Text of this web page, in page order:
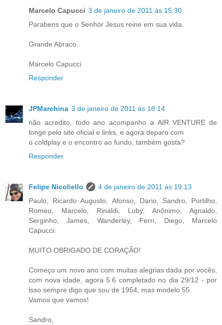
Marcelo Capucci 3 de janeiro de 2011 às 15:30
Parabens que o Senhor Jesus reine em sua vida.
Grande Abraco.
Marcelo Capucci
Responder
JPMarchina 3 de janeiro de 2011 às 18:14
não acredito, todo ano acompanho a AIR VENTURE de
longe pelo site oficial e links, e agora deparo com
o coldplay e o encontro ao fundo, também gosta?
Responder
Felipe Nicoliello
4 de janeiro de 2011 às 19:13
Paulo, Ricardo Augusto, Afonso, Dario, Sandro, Portilho,
Romeu, Marcelo, Rinaldi, Luby, Anônimo, Agnaldo,
Serginho, James, Wanderley, Ferri, Diego, Marcelo
Capucci:
MUITO OBRIGADO DE CORAÇÃO!
Começo um novo ano com muitas alegrias dada por vocês,
com nova idade, agora 5.6 completado no dia 29/12 - por
isso sempre digo que sou de 1954, mas modelo 55.
Vamos que vamos!
Sandro,